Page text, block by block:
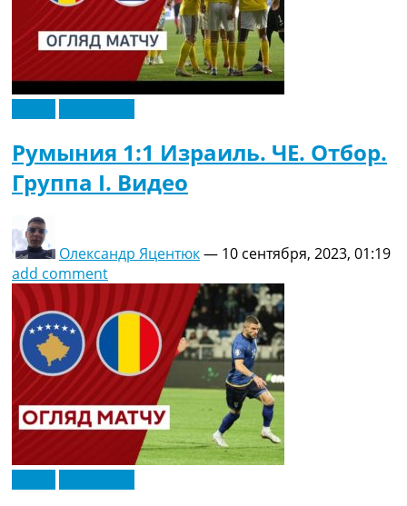
Румыния 1:1 Израиль. ЧЕ. Отбор.
Группа I. Видео
Олександр Яцентюк— 10 сентября, 2023, 01:19
add comment